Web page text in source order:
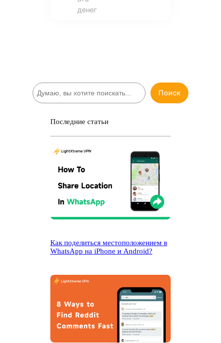
денег
П
о
Поиск
Последние статьи
Как поделиться местоположением в
WhatsApp на iPhone и Android?